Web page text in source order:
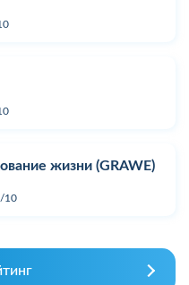
жизни (GRAWE)
10